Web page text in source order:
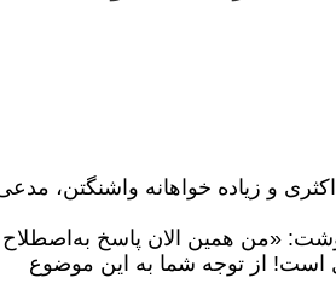
و زیاده خواهانه واشنگتن،
«من همین الان پاسخ به‌اصطلاح
است! از توجه شما به این موضوع